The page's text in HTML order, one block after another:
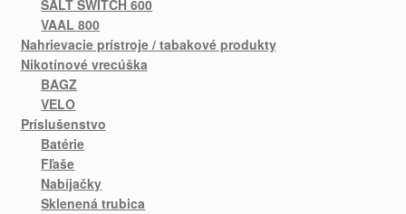
SALT SWITCH 600
VAAL 800
Nahrievacie prístroje / tabakové produkty
Nikotínové vrecúška
BAGZ
VELO
Príslušenstvo
Batérie
Fľaše
Nabíjačky
Sklenená trubica